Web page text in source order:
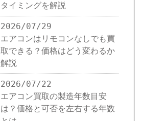
タイミングを解説
2026/07/29
エアコンはリモコンなしでも買
取できる？価格はどう変わるか
解説
2026/07/22
エアコン買取の製造年数目安
は？価格と可否を左右する年数